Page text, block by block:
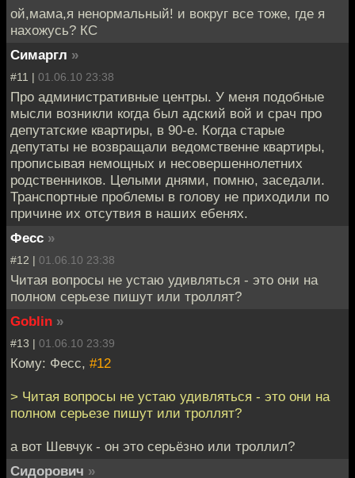
ой,мама,я ненормальный! и вокруг все тоже, где я
нахожусь? КС
Симаргл »
#11 | 01.06.10 23:38
Про административные центры. У меня подобные
мысли возникли когда был адский вой и срач про
депутатские квартиры, в 90-е. Когда старые
депутаты не возвращали ведомственне квартиры,
прописывая немощных и несовершеннолетних
родственников. Целыми днями, помню, заседали.
Транспортные проблемы в голову не приходили по
причине их отсутвия в наших ебенях.
Фесс »
#12 | 01.06.10 23:38
Читая вопросы не устаю удивляться - это они на
полном серьезе пишут или троллят?
Goblin »
#13 | 01.06.10 23:39
Кому: Фесс, #12
> Читая вопросы не устаю удивляться - это они на
полном серьезе пишут или троллят?
а вот Шевчук - он это серьёзно или троллил?
Сидорович »